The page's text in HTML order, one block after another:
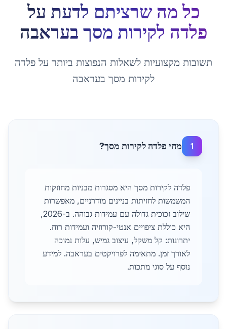
כל מה שרציתם לדעת על
פלדה לקירות מסך בעראבה
תשובות מקצועיות לשאלות הנפוצות ביותר על פלדה
לקירות מסך בעראבה
1 מהי פלדה לקירות מסך?
פלדה לקירות מסך היא מסגרות מבניות מחוזקות
המשמשות לחזיתות בניינים מודרניים, מאפשרות
שילוב זכוכית גדולה עם עמידות גבוהה. ב-2026,
היא כוללת ציפויים אנטי-קורוזיה ועמידות רוח.
יתרונות: קל משקל, עיצוב גמיש, עלות נמוכה
לאורך זמן. מתאימה לפרויקטים בעראבה. למידע
נוסף על סוגי מתכות.